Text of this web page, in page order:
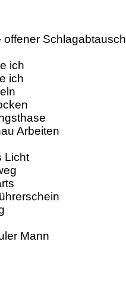
offener Schlagabtausch
ich
ich
Arbeiten
Licht
Mann